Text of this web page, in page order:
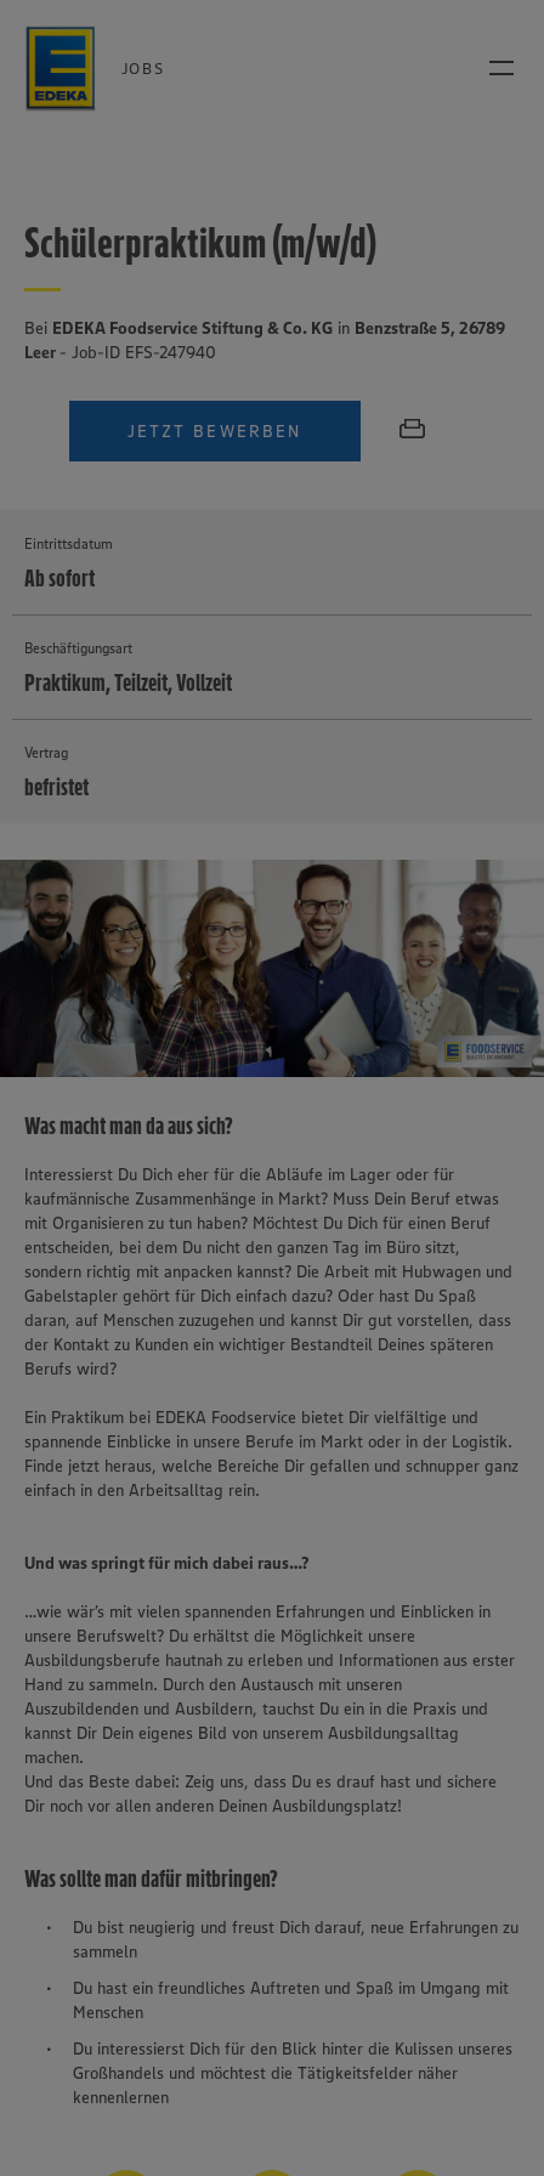
JOBS
Schülerpraktikum (m/w/d)
Bei EDEKA Foodservice Stiftung & Co. KG in Benzstraße 5, 26789
Leer - Job-ID EFS-247940
JETZT BEWERBEN
Eintrittsdatum
Ab sofort
Beschäftigungsart
Praktikum, Teilzeit, Vollzeit
Vertrag
befristet
Was macht man da aus sich?
Interessierst Du Dich eher für die Abläufe im Lager oder für
kaufmännische Zusammenhänge in Markt? Muss Dein Beruf etwas
mit Organisieren zu tun haben? Möchtest Du Dich für einen Beruf
entscheiden, bei dem Du nicht den ganzen Tag im Büro sitzt,
sondern richtig mit anpacken kannst? Die Arbeit mit Hubwagen und
Gabelstapler gehört für Dich einfach dazu? Oder hast Du Spaß
daran, auf Menschen zuzugehen und kannst Dir gut vorstellen, dass
der Kontakt zu Kunden ein wichtiger Bestandteil Deines späteren
Berufs wird?
Ein Praktikum bei EDEKA Foodservice bietet Dir vielfältige und
spannende Einblicke in unsere Berufe im Markt oder in der Logistik.
Finde jetzt heraus, welche Bereiche Dir gefallen und schnupper ganz
einfach in den Arbeitsalltag rein.
Und was springt für mich dabei raus…?
…wie wär’s mit vielen spannenden Erfahrungen und Einblicken in
unsere Berufswelt? Du erhältst die Möglichkeit unsere
Ausbildungsberufe hautnah zu erleben und Informationen aus erster
Hand zu sammeln. Durch den Austausch mit unseren
Auszubildenden und Ausbildern, tauchst Du ein in die Praxis und
kannst Dir Dein eigenes Bild von unserem Ausbildungsalltag
machen.
Und das Beste dabei: Zeig uns, dass Du es drauf hast und sichere
Dir noch vor allen anderen Deinen Ausbildungsplatz!
Was sollte man dafür mitbringen?
Du bist neugierig und freust Dich darauf, neue Erfahrungen zu
sammeln
Du hast ein freundliches Auftreten und Spaß im Umgang mit
Menschen
Du interessierst Dich für den Blick hinter die Kulissen unseres
Großhandels und möchtest die Tätigkeitsfelder näher
kennenlernen